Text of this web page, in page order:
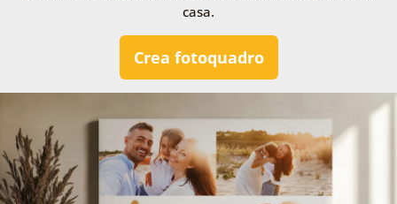
casa.
Crea fotoquadro